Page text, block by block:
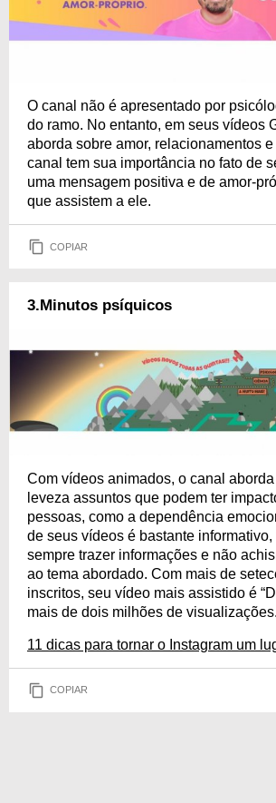
O canal não é apresentado por
do ramo. No entanto, em seus vídeos
aborda sobre amor, relacionamentos
canal tem sua importância no fato de
uma mensagem positiva e de amor-
que assistem a ele.
COPIAR
3.Minutos psíquicos
Com vídeos animados, o canal
leveza assuntos que podem ter
pessoas, como a dependência
de seus vídeos é bastante informativo,
sempre trazer informações e não
ao tema abordado. Com mais de
inscritos, seu vídeo mais assistido é
mais de dois milhões de visualizações.
11 dicas para tornar o Instagram um
COPIAR